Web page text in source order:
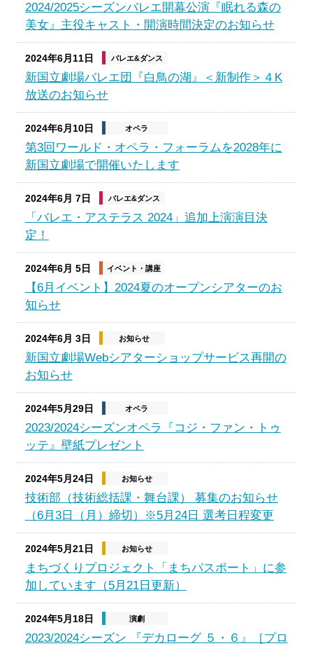
2024/2025シーズンバレエ開幕公演『眠れる森の
美女』主役キャスト・開演時間決定のお知らせ
2024年6月11日 バレエ&ダンス
新国立劇場バレエ団『白鳥の湖』＜新制作＞４K
放送のお知らせ
2024年6月10日 オペラ
第3回ワールド・オペラ・フォーラムを2028年に
新国立劇場で開催いたします
2024年6月 7日 バレエ&ダンス
「バレエ・アステラス 2024」追加上演演目決
定！
2024年6月 5日 イベント・講座
【6月イベント】2024夏のオープンシアターのお
知らせ
2024年6月 3日 お知らせ
新国立劇場Webシアターショップサービス再開の
お知らせ
2024年5月29日 オペラ
2023/2024シーズンオペラ『コジ・ファン・トゥ
ッテ』壁紙プレゼント
2024年5月24日 お知らせ
技術部（技術総括課・舞台課） 募集のお知らせ
（6月3日（月）締切）※5月24日 選考日程変更
2024年5月21日 お知らせ
まちづくりプロジェクト「まちパスポート」に参
加しています（5月21日更新）
2024年5月18日 演劇
2023/2024シーズン 『デカローグ ５・６』［プロ